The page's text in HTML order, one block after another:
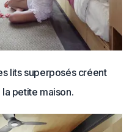
lits superposés créent
petite maison.